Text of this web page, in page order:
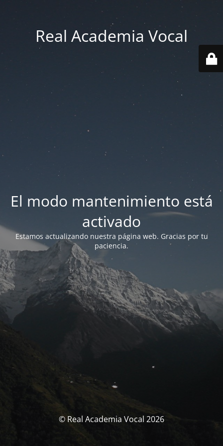
Real Academia Vocal
El modo mantenimiento está
activado
Estamos actualizando nuestra página web. Gracias por tu
paciencia.
© Real Academia Vocal 2026